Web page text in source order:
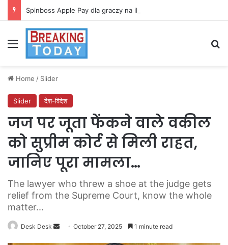
Spinboss Apple Pay dla graczy na iPhone
Menu
Home / Slider
Slider देश-विदेश
जज पर जूता फेंकने वाले वकील
को सुप्रीम कोर्ट से मिली राहत,
जानिए पूरा मामला…
The lawyer who threw a shoe at the judge gets
relief from the Supreme Court, know the whole
matter...
Desk Desk
SendOctober 27, 2025 1 minute read